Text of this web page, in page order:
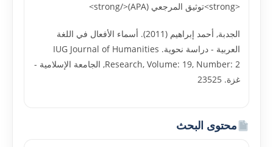
<strong>توثيق المرجعي (APA)</strong>
الجدبة, أحمد إبراهيم (2011). أسماء الأفعال في اللغة
العربية - دراسة نحوية. IUG Journal of Humanities
Research, Volume: 19, Number: 2, الجامعة الإسلامية -
غزة. 23525
محتوى البحث